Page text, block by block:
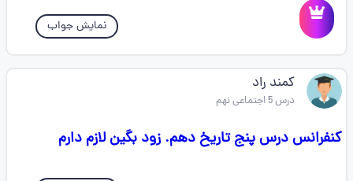
نمایش جواب
کمند راد
درس 5 اجتماعی نهم
کنفرانس درس پنج تاریخ دهم. زود بگین لازم دارم